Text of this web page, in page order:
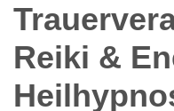
Reiki &